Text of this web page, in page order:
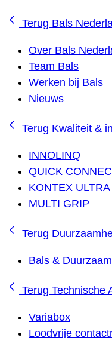
Terug Bals
Over Bals
Team Bals
Werken bij Bals
Nieuws
Terug Kwaliteit &
INNOLINQ
QUICK
KONTEX ULTRA
MULTI GRIP
Terug
Bals &
Terug Technische
Variabox
Loodvrije